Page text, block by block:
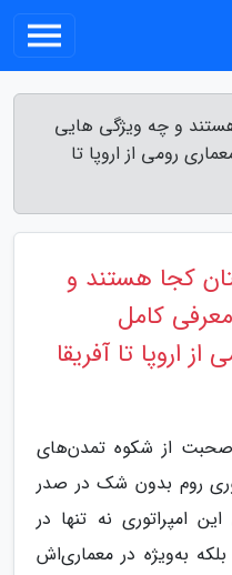
و چه ویژگی هایی
رومی از اروپا تا
کجا هستند و
کامل
اروپا تا آفریقا
از شکوه تمدن‌های
روم بدون شک در صدر
امپراتوری نه تنها در
به‌ویژه در معماری‌اش